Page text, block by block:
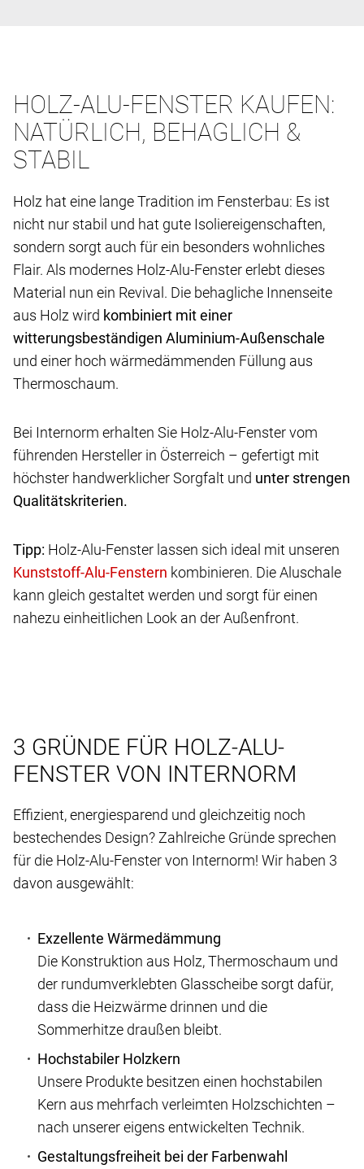
HOLZ-ALU-FENSTER KAUFEN:
NATÜRLICH, BEHAGLICH &
STABIL
Holz hat eine lange Tradition im Fensterbau: Es ist
nicht nur stabil und hat gute Isoliereigenschaften,
sondern sorgt auch für ein besonders wohnliches
Flair. Als modernes Holz-Alu-Fenster erlebt dieses
Material nun ein Revival. Die behagliche Innenseite
aus Holz wird kombiniert mit einer
witterungsbeständigen Aluminium-Außenschale
und einer hoch wärmedämmenden Füllung aus
Thermoschaum.
Bei Internorm erhalten Sie Holz-Alu-Fenster vom
führenden Hersteller in Österreich – gefertigt mit
höchster handwerklicher Sorgfalt und unter strengen
Qualitätskriterien.
Tipp: Holz-Alu-Fenster lassen sich ideal mit unseren
kombinieren. Die Aluschale
kann gleich gestaltet werden und sorgt für einen
nahezu einheitlichen Look an der Außenfront.
3 GRÜNDE FÜR HOLZ-ALU-
FENSTER VON INTERNORM
Effizient, energiesparend und gleichzeitig noch
bestechendes Design? Zahlreiche Gründe sprechen
für die Holz-Alu-Fenster von Internorm! Wir haben 3
davon ausgewählt:
Exzellente Wärmedämmung
Die Konstruktion aus Holz, Thermoschaum und
der rundumverklebten Glasscheibe sorgt dafür,
dass die Heizwärme drinnen und die
Sommerhitze draußen bleibt.
Hochstabiler Holzkern
Unsere Produkte besitzen einen hochstabilen
Kern aus mehrfach verleimten Holzschichten –
nach unserer eigens entwickelten Technik.
Gestaltungsfreiheit bei der Farbenwahl